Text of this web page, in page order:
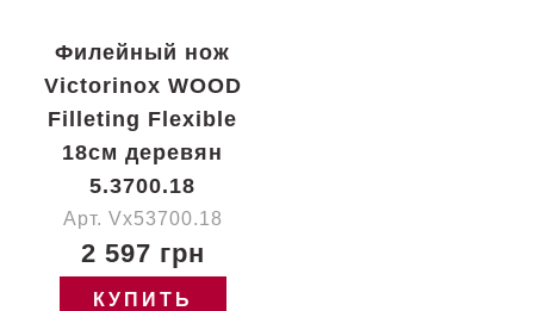
Филейный нож
Victorinox WOOD
Filleting Flexible
18см деревян
5.3700.18
Арт. Vx53700.18
2 597 грн
КУПИТЬ